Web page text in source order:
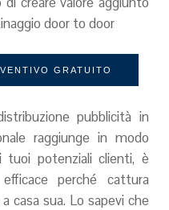
door to door
GRATUITO
pubblicità in
raggiunge in modo
tuoi potenziali clienti, è
perché cattura
casa sua. Lo sapevi che